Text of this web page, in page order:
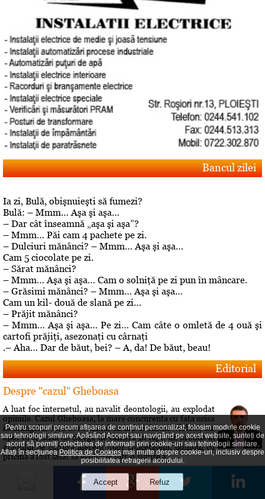
Bancul zilei
Ia zi, Bulă, obişnuieşti să fumezi?
Bulă: – Mmm… Aşa şi aşa…
– Dar cât înseamnă „aşa şi aşa”?
– Mmm… Păi cam 4 pachete pe zi.
– Dulciuri mănânci? – Mmm… Aşa şi aşa…
Cam 5 ciocolate pe zi.
– Sărat mănânci?
– Mmm… Aşa şi aşa… Cam o solniţă pe zi pun în mâncare.
– Grăsimi mănânci? – Mmm… Aşa şi aşa…
Cam un kil- două de slană pe zi…
– Prăjit mănânci?
– Mmm… Aşa şi aşa… Pe zi… Cam câte o omletă de 4 ouă şi
cartofi prăjiţi, asezonaţi cu cârnaţi
.– Aha… Dar de băut, bei? – A, da! De băut, beau!
Editorial
Despre "cazul" Gheboasa
A luat foc internetul, au navalit deontologii, au explodat
opiniile. Cazul Gheboasa, la mare concurenta cu fata ucisa
in Mangalia care avea initial 12 ani si fusese violata, iar
apoi 18 si ucisa de colega de camera In fapt, un produs al
gradului de cultura aferent unor concetateni, domnul cu
pricina a fost lasat sa evolueze intr-o siluire a...
Roberta vs Volo! Game, set: Roberta! Partida încă se
Pentru scopuri precum afișarea de conținut personalizat, folosim module cookie
sau tehnologii similare. Apăsând Accept sau navigând pe acest website, sunteți de
acord să permiți colectarea de informații prin cookie-uri sau tehnologii similare.
Aflați în secțiuneaPolitica de Cookiesmai multe despre cookie-uri, inclusiv despre
posibilitatea retragerii acordului.